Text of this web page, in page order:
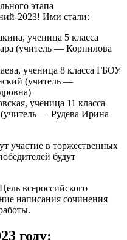
этапа
2023! Ими стали:
ученица 5 класса
(учитель — Корнилова
ученица 8 класса ГБОУ
(учитель —
ученица 11 класса
— Рудева Ирина
участие в торжественных
будут
всероссийского
написания сочинения
году: